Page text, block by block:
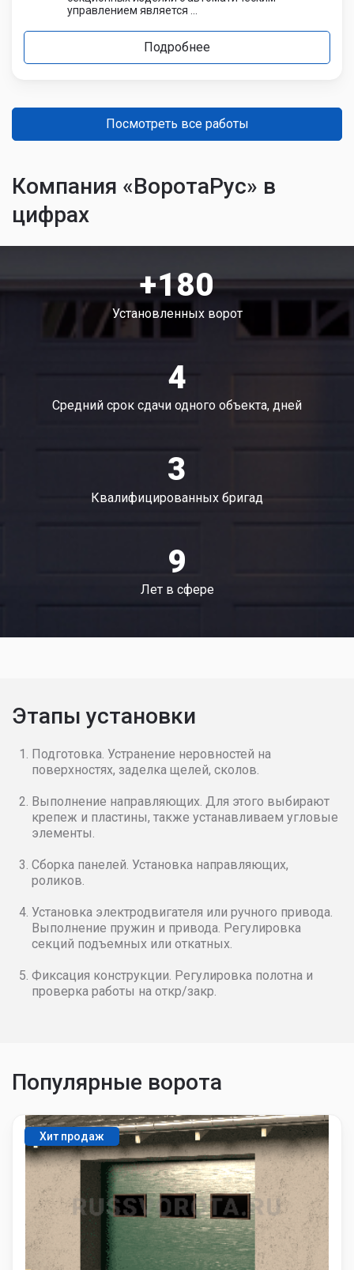
управлением является ...
Подробнее
Посмотреть все работы
Компания «ВоротаРус» в
цифрах
+180
Установленных ворот
4
Средний срок сдачи одного объекта, дней
3
Квалифицированных бригад
9
Лет в сфере
Этапы установки
Подготовка. Устранение неровностей на
поверхностях, заделка щелей, сколов.
Выполнение направляющих. Для этого выбирают
крепеж и пластины, также устанавливаем угловые
элементы.
Сборка панелей. Установка направляющих,
роликов.
Установка электродвигателя или ручного привода.
Выполнение пружин и привода. Регулировка
секций подъемных или откатных.
Фиксация конструкции. Регулировка полотна и
проверка работы на откр/закр.
Популярные ворота
Хит продаж